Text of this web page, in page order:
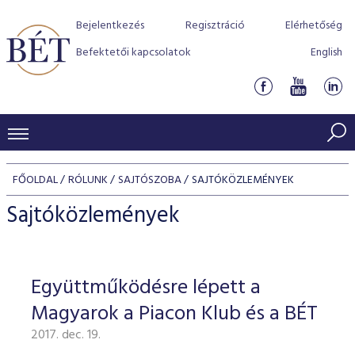
Bejelentkezés Regisztráció
Elérhetőség
Befektetői kapcsolatok
English
KERESKEDÉSI ADATOK
INDEXEK
Jelzáloglevél indexek
Vállalati kötvény indexek
Azonnali Piac
Részvények
Származékos piac
BEFEKTETŐK
Részvény szekció
Hitelpapír szekció
BÉT szabályzatok
Befektetővédelem
Alkalmazott díjstruktúra
Elszámolás
Részvény és vállalati kötvény tőzsdei bevezetését
program
BÉT Xtend - Részvénypiac egyszerűen
TŐZSDETAGOK
Tőzsdetagok, üzletkötők
VENDOROK
FŐOLDAL RÓLUNK SAJTÓSZOBA SAJTÓKÖZLEMÉNYEK
Sajtóközlemények
Együttműködésre lépett a
Magyarok a Piacon Klub és a BÉT
2017. dec. 19.